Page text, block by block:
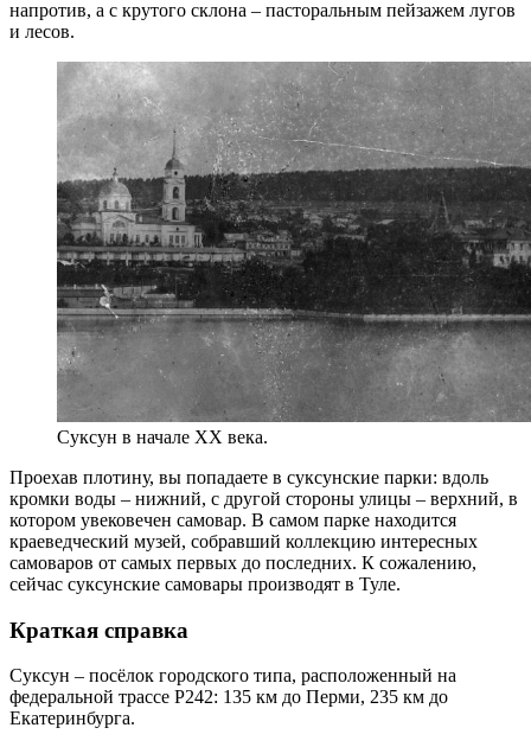
напротив, а с крутого склона – пасторальным пейзажем лугов
и лесов.
Суксун в начале XX века.
Проехав плотину, вы попадаете в суксунские парки: вдоль
кромки воды – нижний, с другой стороны улицы – верхний, в
котором увековечен самовар. В самом парке находится
краеведческий музей, собравший коллекцию интересных
самоваров от самых первых до последних. К сожалению,
сейчас суксунские самовары производят в Туле.
Краткая справка
Суксун – посёлок городского типа, расположенный на
федеральной трассе Р242: 135 км до Перми, 235 км до
Екатеринбурга.